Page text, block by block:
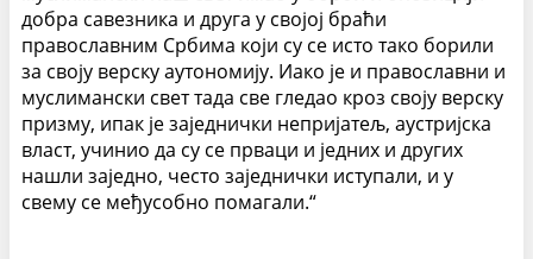
добра савезника и друга у својој браћи
православним Србима који су се исто тако борили
за своју верску аутономију. Иако је и православни и
муслимански свет тада све гледао кроз своју верску
призму, ипак је заједнички непријатељ, аустријска
власт, учинио да су се прваци и једних и других
нашли заједно, често заједнички иступали, и у
свему се међусобно помагали.“